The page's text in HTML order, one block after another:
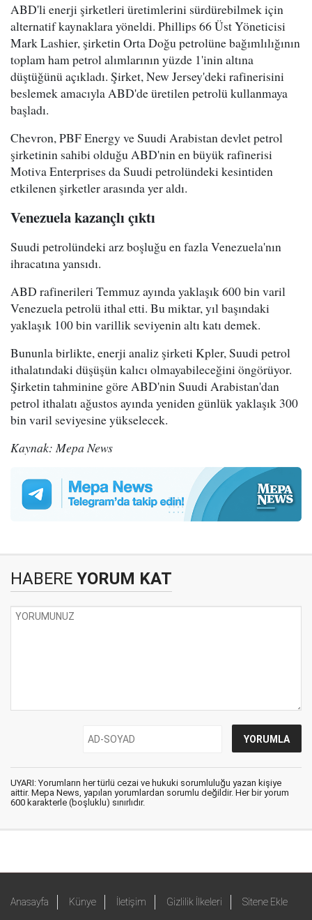
ABD'li enerji şirketleri üretimlerini sürdürebilmek için
alternatif kaynaklara yöneldi. Phillips 66 Üst Yöneticisi
Mark Lashier, şirketin Orta Doğu petrolüne bağımlılığının
toplam ham petrol alımlarının yüzde 1'inin altına
düştüğünü açıkladı. Şirket, New Jersey'deki rafinerisini
beslemek amacıyla ABD'de üretilen petrolü kullanmaya
başladı.
Chevron, PBF Energy ve Suudi Arabistan devlet petrol
şirketinin sahibi olduğu ABD'nin en büyük rafinerisi
Motiva Enterprises da Suudi petrolündeki kesintiden
etkilenen şirketler arasında yer aldı.
Venezuela kazançlı çıktı
Suudi petrolündeki arz boşluğu en fazla Venezuela'nın
ihracatına yansıdı.
ABD rafinerileri Temmuz ayında yaklaşık 600 bin varil
Venezuela petrolü ithal etti. Bu miktar, yıl başındaki
yaklaşık 100 bin varillik seviyenin altı katı demek.
Bununla birlikte, enerji analiz şirketi Kpler, Suudi petrol
ithalatındaki düşüşün kalıcı olmayabileceğini öngörüyor.
Şirketin tahminine göre ABD'nin Suudi Arabistan'dan
petrol ithalatı ağustos ayında yeniden günlük yaklaşık 300
bin varil seviyesine yükselecek.
Kaynak: Mepa News
HABERE YORUM KAT
UYARI: Yorumların her türlü cezai ve hukuki sorumluluğu yazan kişiye
aittir. Mepa News, yapılan yorumlardan sorumlu değildir. Her bir yorum
600 karakterle (boşluklu) sınırlıdır.
Anasayfa Künye İletişim Gizlilik İlkeleri Sitene Ekle